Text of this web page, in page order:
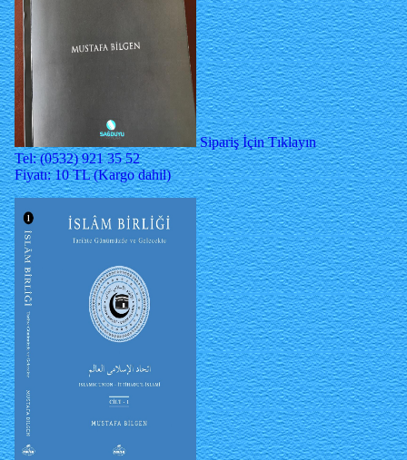
Sipariş İçin Tıklayın
Tel: (0532) 921 35 52
Fiyatı: 10 TL (Kargo dahil)